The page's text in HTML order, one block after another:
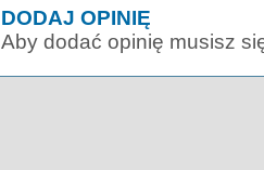
DODAJ OPINIĘ
Aby dodać opinię musisz